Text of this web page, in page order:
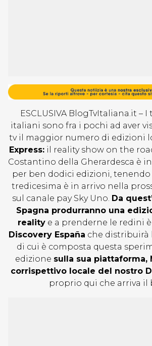
ESCLUSIVA BlogTvItaliana.it –
italiani sono fra i pochi ad aver
tv il maggior numero di edizioni
Express: il reality show on the
Costantino della Gherardesca è in
per ben dodici edizioni,
tredicesima è in arrivo nella
sul canale pay Sky Uno. Da
Spagna produrranno una
reality e a prenderne le redini è
Discovery España che distribuirà
di cui è composta questa
edizione sulla sua piattaforma,
corrispettivo locale del nostro
proprio qui che arriva il